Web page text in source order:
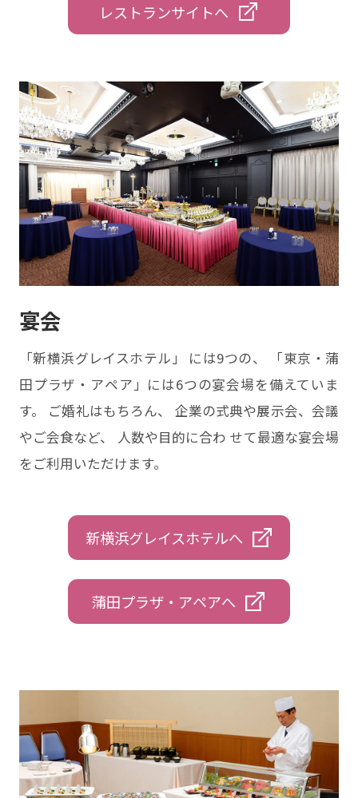
レストランサイトへ
宴会
「新横浜グレイスホテル」 には9つの、 「東京・蒲
田プラザ・アペア」には6つの宴会場を備えていま
す。 ご婚礼はもちろん、 企業の式典や展示会、会議
やご会食など、 人数や目的に合わ せて最適な宴会場
をご利用いただけます。
新横浜グレイスホテルへ
蒲田プラザ・アペアへ